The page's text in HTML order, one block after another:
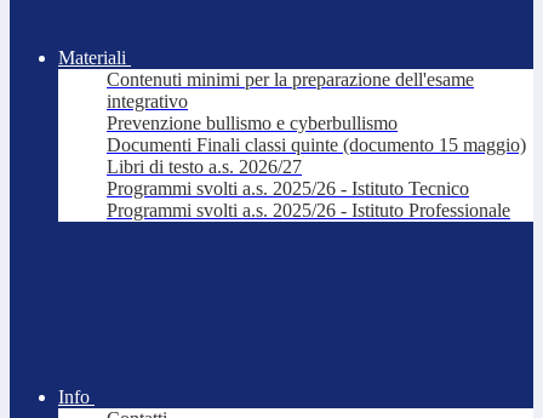
Materiali
Contenuti minimi per la preparazione dell'esame
integrativo
Prevenzione bullismo e cyberbullismo
Documenti Finali classi quinte (documento 15 maggio)
Libri di testo a.s. 2026/27
Programmi svolti a.s. 2025/26 - Istituto Tecnico
Programmi svolti a.s. 2025/26 - Istituto Professionale
Info